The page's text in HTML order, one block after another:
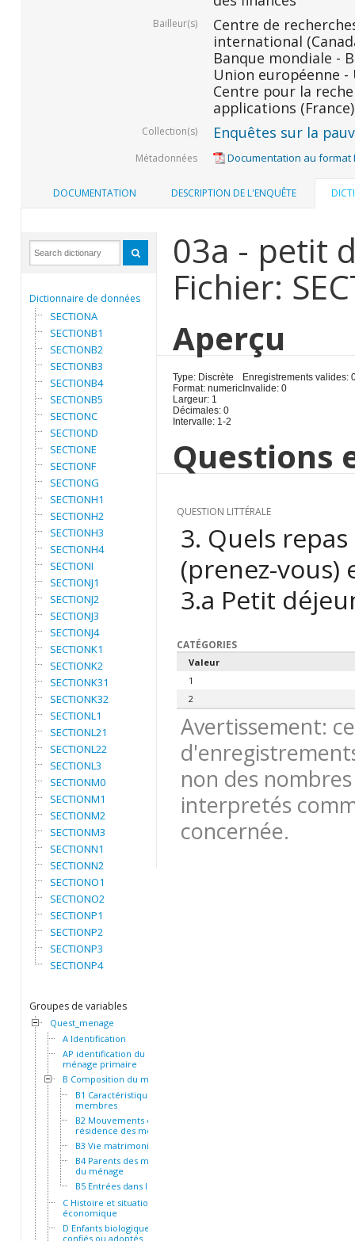
Bailleur(s)
Centre de
international
Banque mondiale -
Union européenne -
Centre pour la
applications
Collection(s) Enquêtes sur la
Métadonnées Documentation au format
DOCUMENTATION DESCRIPTION DE L'ENQUÊTE
Dictionnaire de données
SECTIONA
SECTIONB1
SECTIONB2
SECTIONB3
SECTIONB4
SECTIONB5
SECTIONC
SECTIOND
SECTIONE
SECTIONF
SECTIONG
SECTIONH1
SECTIONH2
SECTIONH3
SECTIONH4
SECTIONI
SECTIONJ1
SECTIONJ2
SECTIONJ3
SECTIONJ4
SECTIONK1
SECTIONK2
SECTIONK31
SECTIONK32
SECTIONL1
SECTIONL21
SECTIONL22
SECTIONL3
SECTIONM0
SECTIONM1
SECTIONM2
SECTIONM3
SECTIONN1
SECTIONN2
SECTIONO1
SECTIONO2
SECTIONP1
SECTIONP2
SECTIONP3
SECTIONP4
Groupes de variables
Quest_menage
A Identification
AP identification du
ménage primaire
B Composition du ménage
B1 Caractéristiques des
membres
B2 Mouvements et
résidence des membres
B3 Vie matrimoniale
B4 Parents des membres
du ménage
B5 Entrées dans le ménage
C Histoire et situation socio-
économique
D Enfants biologiques,
confiés ou adoptés
03a - petit
Fichier:
Aperçu
Type: Discrète
Format: numeric
Largeur: 1
Décimales: 0
Intervalle: 1-2
Enregistrements valides:
Invalide: 0
Questions
QUESTION LITTÉRALE
3. Quels
(prenez-vous)
3.a Petit
CATÉGORIES
Valeur
1
2
Avertissement:
non des
interpretés
concernée.